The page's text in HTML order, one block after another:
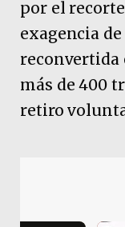
por el
exagencia
reconvertida
más de 400
retiro